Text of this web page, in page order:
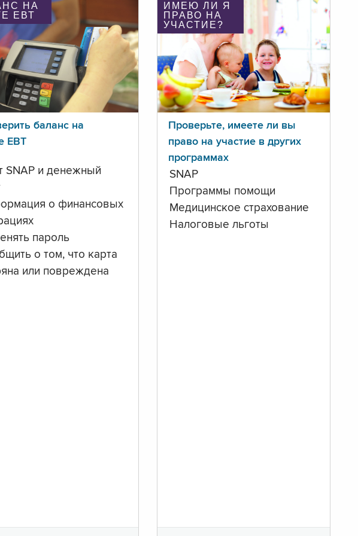
НА
ЕВТ
баланс на
ЕВТ
SNAP и денежный
о финансовых
пароль
о том, что карта
или повреждена
ИМЕЮ ЛИ Я
ПРАВО НА
УЧАСТИЕ?
Проверьте, имеете ли вы
право на участие в других
программах
SNAP
Программы помощи
Медицинское страхование
Налоговые льготы